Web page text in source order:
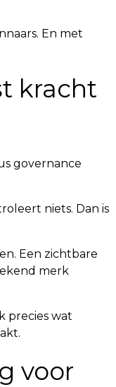
En met
kracht
governance
niets. Dan is
Een zichtbare
merk
precies wat
voor